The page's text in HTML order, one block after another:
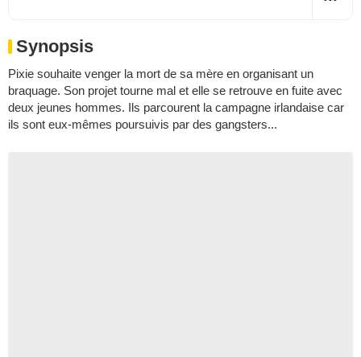
Synopsis
Pixie souhaite venger la mort de sa mère en organisant un
braquage. Son projet tourne mal et elle se retrouve en fuite avec
deux jeunes hommes. Ils parcourent la campagne irlandaise car
ils sont eux-mêmes poursuivis par des gangsters...